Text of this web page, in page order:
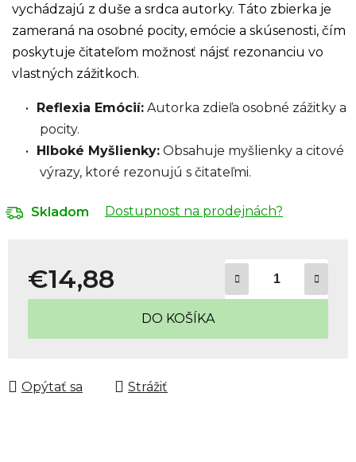
vychádzajú z duše a srdca autorky. Táto zbierka je
zameraná na osobné pocity, emócie a skúsenosti, čím
poskytuje čitateľom možnosť nájsť rezonanciu vo
vlastných zážitkoch.
Reflexia Emócií: Autorka zdieľa osobné zážitky a
pocity.
Hlboké Myšlienky: Obsahuje myšlienky a citové
výrazy, ktoré rezonujú s čitateľmi.
Skladom Dostupnost na prodejnách?
€14,88
Jednotková cena:
DO KOŠÍKA
Opýtať sa Strážiť